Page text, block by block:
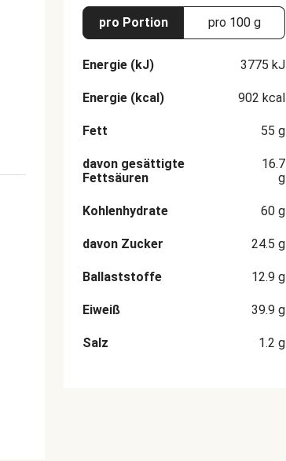
pro Portion pro 100 g
Energie (kJ) 3775 kJ
Energie (kcal) 902 kcal
Fett 55 g
davon gesättigte
Fettsäuren
16.7
g
Kohlenhydrate 60 g
davon Zucker 24.5 g
Ballaststoffe 12.9 g
Eiweiß 39.9 g
Salz 1.2 g